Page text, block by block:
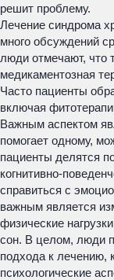
решит проблему.
Лечение синдрома
много обсуждений
люди отмечают, что
медикаментозная
Часто пациенты
включая
Важным аспектом
помогает одному,
пациенты делятся
когнитивно-
справиться с
важным является
физические
сон. В целом, люди
подхода к лечению,
психологические